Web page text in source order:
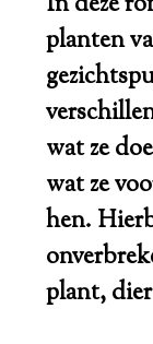
planten
wat ze
wat ze
hen.
plant,